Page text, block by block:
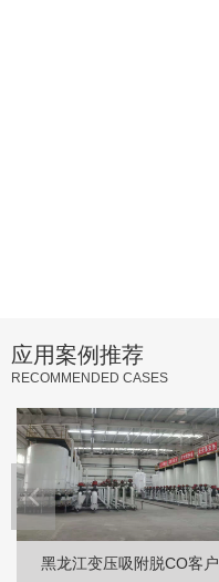
应用案例推荐
RECOMMENDED CASES
黑龙江变压吸附脱CO客户